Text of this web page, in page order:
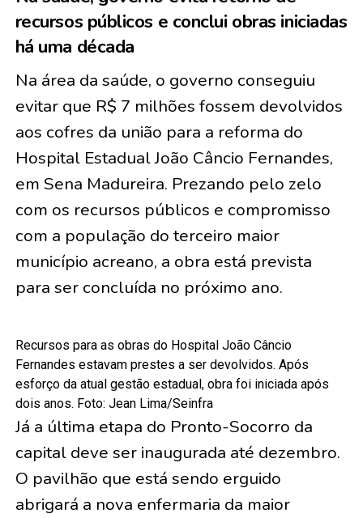
recursos públicos e conclui obras iniciadas
há uma década
Na área da saúde, o governo conseguiu
evitar que R$ 7 milhões fossem devolvidos
aos cofres da união para a reforma do
Hospital Estadual João Câncio Fernandes,
em Sena Madureira. Prezando pelo zelo
com os recursos públicos e compromisso
com a população do terceiro maior
município acreano, a obra está prevista
para ser concluída no próximo ano.
Recursos para as obras do Hospital João Câncio
Fernandes estavam prestes a ser devolvidos. Após
esforço da atual gestão estadual, obra foi iniciada após
dois anos. Foto: Jean Lima/Seinfra
Já a última etapa do Pronto-Socorro da
capital deve ser inaugurada até dezembro.
O pavilhão que está sendo erguido
abrigará a nova enfermaria da maior